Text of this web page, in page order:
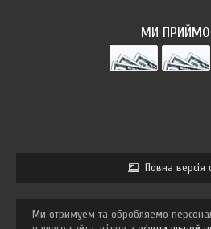
МИ
Повна версія
Ми отримуем та обробляемо